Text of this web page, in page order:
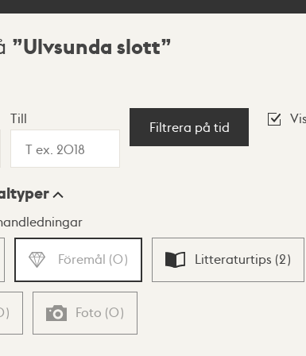
Ulvsunda slott
Till
Filtrera på tid
Föremål (0) Litteraturtips (2)
) Foto (0)